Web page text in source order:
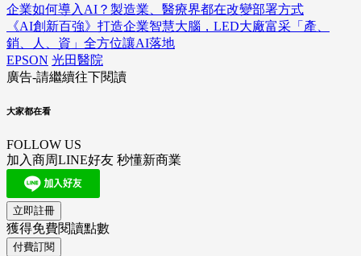
企業如何導入AI？製造業、醫療界都在改變部署方式
《AI創新百強》打造企業智慧大腦，LED大廠富采「產、
銷、人、資」全方位讓AI落地
EPSON 光田醫院
廣告-請繼續往下閱讀
大家都在看
FOLLOW US
加入商周LINE好友 秒懂新商業
立即註冊
獲得免費閱讀點數
付費訂閱